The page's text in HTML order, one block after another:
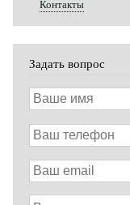
Контакты
Задать вопрос
Ваше
имя
Ваш
телефон
Ваш
email
Ваш